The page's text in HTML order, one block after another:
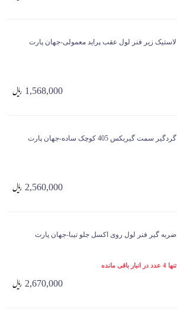
لاستیک زیر فنر لول عقب پراید معمولی-جهان پارت
1,568,000
گردگیر سمت گیربکس 405 کوچک ساده-جهان پارت
2,560,000
ضربه گیر فنر لول روی اکسل جلو تیبا-جهان پارت
تنها 4 عدد در انبار باقی مانده
2,670,000